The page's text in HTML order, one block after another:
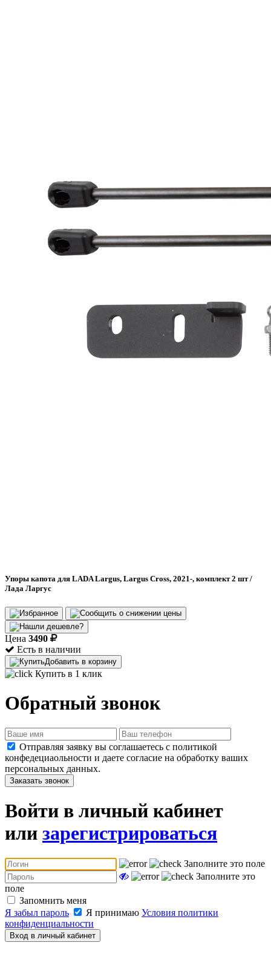
Упоры капота для LADA Largus, Largus Cross, 2021-, комплект 2 шт /
Лада Ларгус
Цена 3490
Есть в наличии
Добавить в корзину
Купить в 1 клик
Обратный звонок
Отправляя заявку вы соглашаетесь с политикой
конфедециаольности и даете согласие на обработку ваших
персональных данных.
Заказать звонок
Войти в личный кабинет
или зарегистрироваться
Заполните это поле
Заполните это
поле
Запомнить меня
Я забыл пароль
Я принимаю Условия политики
конфиденциальности
Вход в личный кабинет